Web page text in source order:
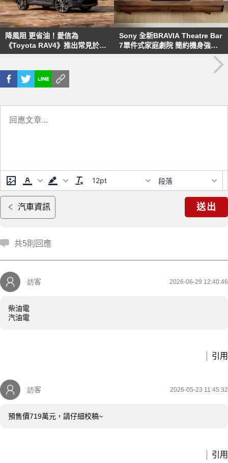
降風阻 更省油！愛信為
《Toyota RAV4》推出常見於超
跑的主動式前導流翼
Sony 全新BRAVIA Theatre Bar
7單件式家庭劇院 簡約機身強勁
環繞音效 打造居家沉浸式劇院級
12pt 段落
汽車資訊 送出
共5則回應
訪客 2026-06-29 12:40:46
柴油電
汽油電
引用
訪客 2026-05-23 11:45:32
預售價719萬元，請仔細校稿~
引用